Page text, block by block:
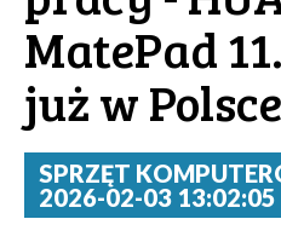
MatePad
już w
SPRZĘT
2026-02-03 13:02:05